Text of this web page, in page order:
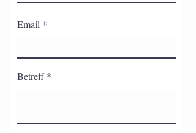
Email
Betreff